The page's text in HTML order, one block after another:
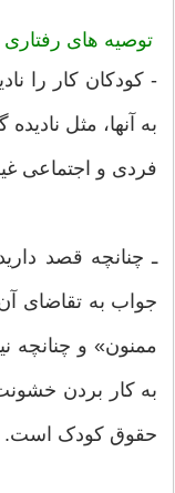
توصیه‌ های رفتاری
- کودکان کار را
به آنها، مثل
فردی و اجتماعی
ـ‌ چنانچه قصد
جواب به تقاضای
ممنون» و چنانچه
به کار بردن
حقوق کودک است.